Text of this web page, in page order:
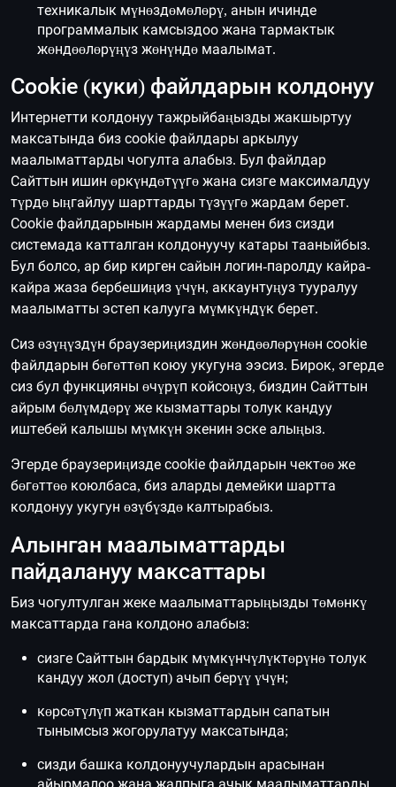
техникалык мүнөздөмөлөрү, анын ичинде
программалык камсыздоо жана тармактык
жөндөөлөрүңүз жөнүндө маалымат.
Cookie (куки) файлдарын колдонуу
Интернетти колдонуу тажрыйбаңызды жакшыртуу
максатында биз cookie файлдары аркылуу
маалыматтарды чогулта алабыз. Бул файлдар
Сайттын ишин өркүндөтүүгө жана сизге максималдуу
түрдө ыңгайлуу шарттарды түзүүгө жардам берет.
Cookie файлдарынын жардамы менен биз сизди
системада катталган колдонуучу катары тааныйбыз.
Бул болсо, ар бир кирген сайын логин-паролду кайра-
кайра жаза бербешиңиз үчүн, аккаунтуңуз тууралуу
маалыматты эстеп калууга мүмкүндүк берет.
Сиз өзүңүздүн браузериңиздин жөндөөлөрүнөн cookie
файлдарын бөгөттөп коюу укугуна ээсиз. Бирок, эгерде
сиз бул функцияны өчүрүп койсоңуз, биздин Сайттын
айрым бөлүмдөрү же кызматтары толук кандуу
иштебей калышы мүмкүн экенин эске алыңыз.
Эгерде браузериңизде cookie файлдарын чектөө же
бөгөттөө коюлбаса, биз аларды демейки шартта
колдонуу укугун өзүбүздө калтырабыз.
Алынган маалыматтарды
пайдалануу максаттары
Биз чогултулган жеке маалыматтарыңызды төмөнкү
максаттарда гана колдоно алабыз:
сизге Сайттын бардык мүмкүнчүлүктөрүнө толук
кандуу жол (доступ) ачып берүү үчүн;
көрсөтүлүп жаткан кызматтардын сапатын
тынымсыз жогорулатуу максатында;
сизди башка колдонуучулардын арасынан